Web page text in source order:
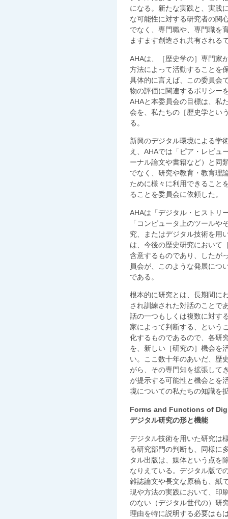
になる。新たな実践と、実践
な可能性に対する研究者の関
でなく、専門職や、専門職を
ますます創造され共有される
AHAは、［歴史学の］専門家
方法によって活動することを
具体的に言えば、この委員会
物の評価に関連するポリシー
AHAと本委員会の目標は、私
会を、私たちの［歴史学とい
る。
新興のデジタル環境による学
え、AHAでは「ピア・レビュ
ーナル論文や書籍など）と同
でなく、研究や教育・教育理
ために様々に利用できること
ることを委員会に依頼した。
AHAは「デジタル・ヒストリ
「コンピュータ上のツール
究、またはデジタル技術を用
は、今後の歴史研究において
含意するものであり、したが
員会が、このような発展につ
である。
根本的に研究とは、長期間に
され訓練された対話のことで
話の一つもしくは複数に対す
家によって判断する、という
化するものであるので、各研
を、新しい［研究の］機会を
い。ここ数十年のあいだ、歴
がら、その専門知を拡張して
が提示する可能性と機会とを
境についての私たちの知識を
Forms and Functions of
デジタル研究の形と機能
デジタル技術を用いた研究は
る研究部門の判断も、同様に
タル出版は、媒体という点を
なりえている。デジタル版で
雑誌論文や長文な原稿も、紙
現や方法の実践において、印
のない（デジタル世代の）研
理由を特に説明する必要はも